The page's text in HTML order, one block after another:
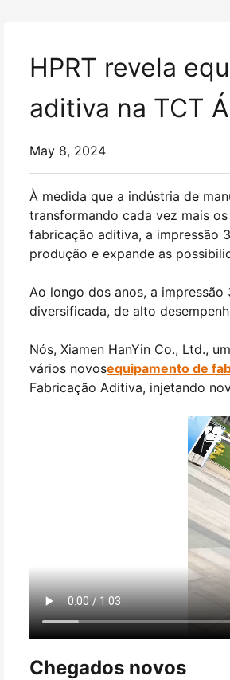
HPRT revela
aditiva na TCT
May 8, 2024
À medida que a indústria de
transformando cada vez mais
fabricação aditiva, a impressão
produção e expande as
Ao longo dos anos, a
diversificada, de alto
Nós, Xiamen HanYin Co., Ltd.,
vários novosequipamento de
Fabricação Aditiva, injetando
Chegados novos